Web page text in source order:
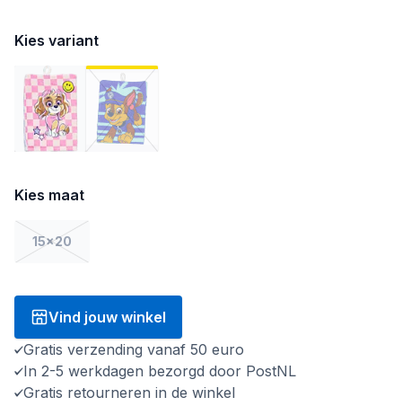
Kies variant
Kies maat
15x20
Vind jouw winkel
Gratis verzending vanaf 50 euro
In 2-5 werkdagen bezorgd door PostNL
Gratis retourneren in de winkel